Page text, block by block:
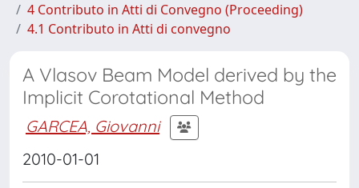
4 Contributo in Atti di Convegno (Proceeding)
4.1 Contributo in Atti di convegno
A Vlasov Beam Model derived by the
Implicit Corotational Method
GARCEA, Giovanni
2010-01-01